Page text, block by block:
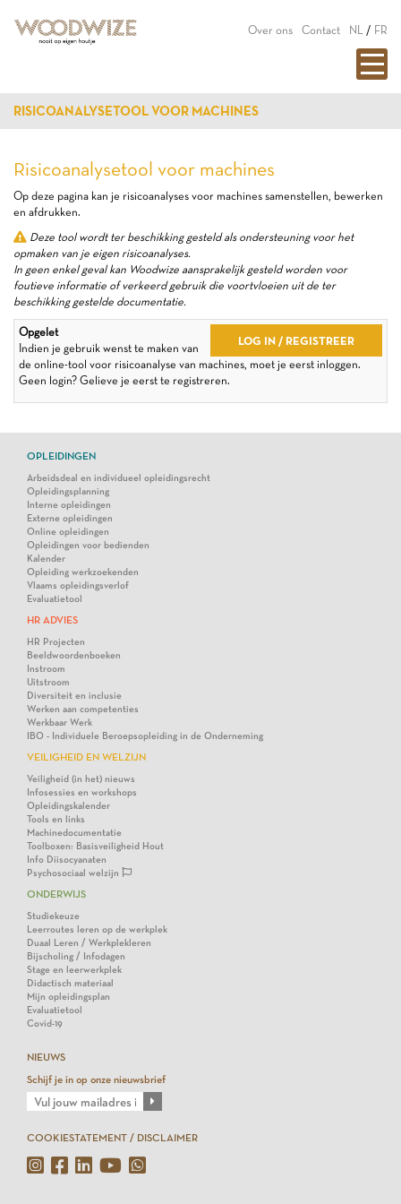
Over ons Contact NL / FR
RISICOANALYSETOOL VOOR MACHINES
Risicoanalysetool voor machines
Op deze pagina kan je risicoanalyses voor machines samenstellen, bewerken
en afdrukken.
Deze tool wordt ter beschikking gesteld als ondersteuning voor het
opmaken van je eigen risicoanalyses.
In geen enkel geval kan Woodwize aansprakelijk gesteld worden voor
foutieve informatie of verkeerd gebruik die voortvloeien uit de ter
beschikking gestelde documentatie.
LOG IN / REGISTREER
Opgelet
Indien je gebruik wenst te maken van
de online-tool voor risicoanalyse van machines, moet je eerst inloggen.
Geen login? Gelieve je eerst te registreren.
OPLEIDINGEN
Arbeidsdeal en individueel opleidingsrecht
Opleidingsplanning
Interne opleidingen
Externe opleidingen
Online opleidingen
Opleidingen voor bedienden
Kalender
Opleiding werkzoekenden
Vlaams opleidingsverlof
Evaluatietool
HR ADVIES
HR Projecten
Beeldwoordenboeken
Instroom
Uitstroom
Diversiteit en inclusie
Werken aan competenties
Werkbaar Werk
IBO - Individuele Beroepsopleiding in de Onderneming
VEILIGHEID EN WELZIJN
Veiligheid (in het) nieuws
Infosessies en workshops
Opleidingskalender
Tools en links
Machinedocumentatie
Toolboxen: Basisveiligheid Hout
Info Diisocyanaten
Psychosociaal welzijn
ONDERWIJS
Studiekeuze
Leerroutes leren op de werkplek
Duaal Leren / Werkplekleren
Bijscholing / Infodagen
Stage en leerwerkplek
Didactisch materiaal
Mijn opleidingsplan
Evaluatietool
Covid-19
NIEUWS
Schijf je in op onze nieuwsbrief
COOKIESTATEMENT / DISCLAIMER